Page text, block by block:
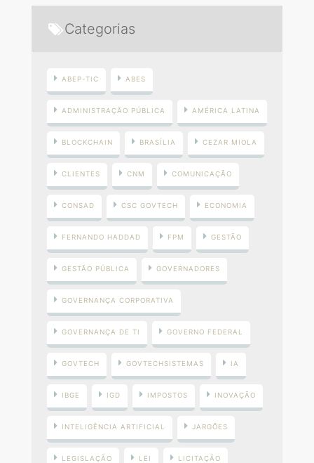
Categorias
ABEP-TIC ABES
ADMINISTRAÇÃO PÚBLICA AMÉRICA LATINA
BLOCKCHAIN BRASÍLIA CEZAR MIOLA
CLIENTES CNM COMUNICAÇÃO
CONSAD CSC GOVTECH ECONOMIA
FERNANDO HADDAD FPM GESTÃO
GESTÃO PÚBLICA GOVERNADORES
GOVERNANÇA CORPORATIVA
GOVERNANÇA DE TI GOVERNO FEDERAL
GOVTECH GOVTECHSISTEMAS IA
IBGE IGD IMPOSTOS INOVAÇÃO
INTELIGÊNCIA ARTIFICIAL JARGÕES
LEGISLAÇÃO LEI LICITAÇÃO